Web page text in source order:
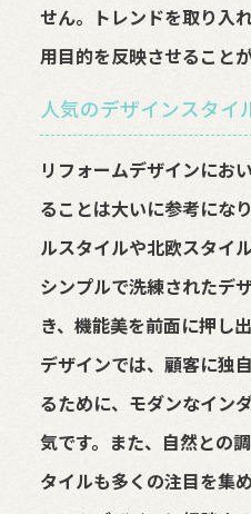
せん。トレンドを取り入
用目的を反映させること
人気のデザインスタイ
リフォームデザインにお
ることは大いに参考にな
ルスタイルや北欧スタイ
シンプルで洗練されたデ
き、機能美を前面に押し
デザインでは、顧客に独
るために、モダンなイン
気です。また、自然との
タイルも多くの注目を集